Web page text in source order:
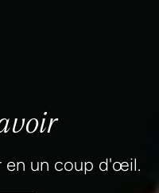
en un coup d'œil.